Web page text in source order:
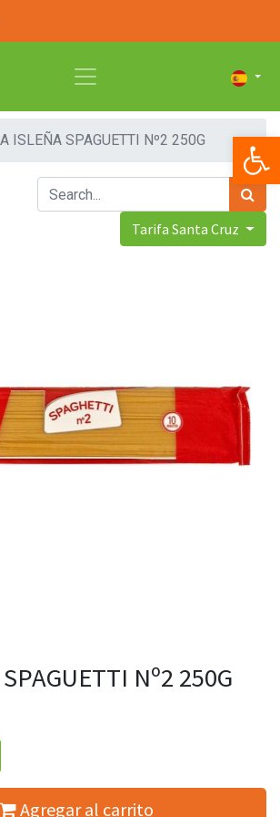
ISLEÑA SPAGUETTI Nº2 250G
Tarifa Santa Cruz
Nº2 250G
Agregar al carrito